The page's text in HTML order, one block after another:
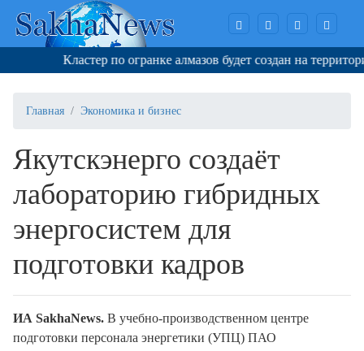
Кластер по огранке алмазов будет создан на территории
Главная Экономика и бизнес
Якутскэнерго создаёт
лабораторию гибридных
энергосистем для
подготовки кадров
ИA SakhaNews. В учебно-производственном центре
подготовки персонала энергетики (УПЦ) ПАО